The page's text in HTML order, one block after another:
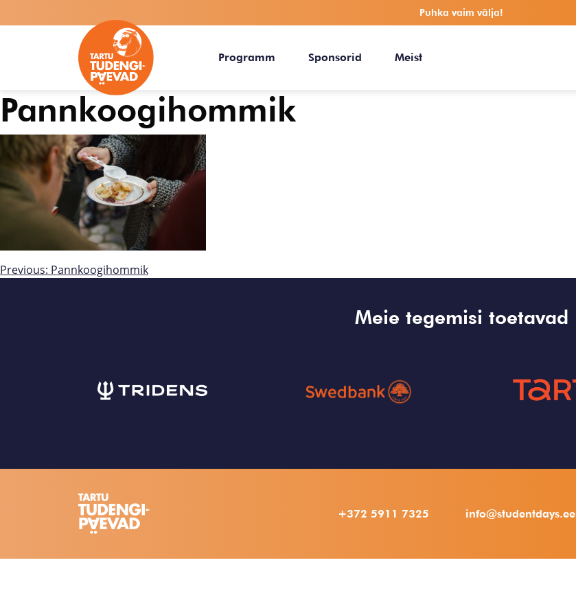
Puhka vaim välja!
Programm Sponsorid Meist
Pannkoogihommik
Previous: Pannkoogihommik
Meie tegemisi toetavad
+372 5911 7325 info@studentdays.ee